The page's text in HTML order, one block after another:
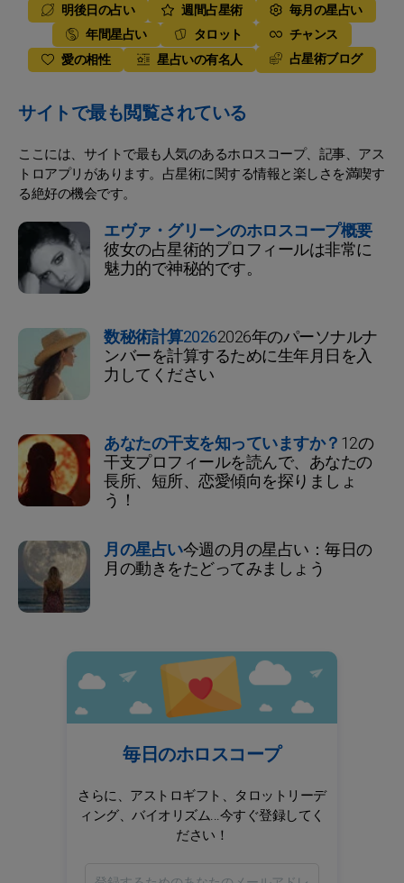
明後日の占い
週間占星術
毎月の星占い
年間星占い
タロット
チャンス
愛の相性
星占いの有名人 占星術ブログ
サイトで最も閲覧されている
ここには、サイトで最も人気のあるホロスコープ、記事、アス
トロアプリがあります。占星術に関する情報と楽しさを満喫す
る絶好の機会です。
エヴァ・グリーンのホロスコープ概要
彼女の占星術的プロフィールは非常に
魅力的で神秘的です。
数秘術計算20262026年のパーソナルナ
ンバーを計算するために生年月日を入
力してください
あなたの干支を知っていますか？12の
干支プロフィールを読んで、あなたの
長所、短所、恋愛傾向を探りましょ
う！
月の星占い今週の月の星占い：毎日の
月の動きをたどってみましょう
毎日のホロスコープ
さらに、アストロギフト、タロットリーデ
ィング、バイオリズム...今すぐ登録してく
ださい！